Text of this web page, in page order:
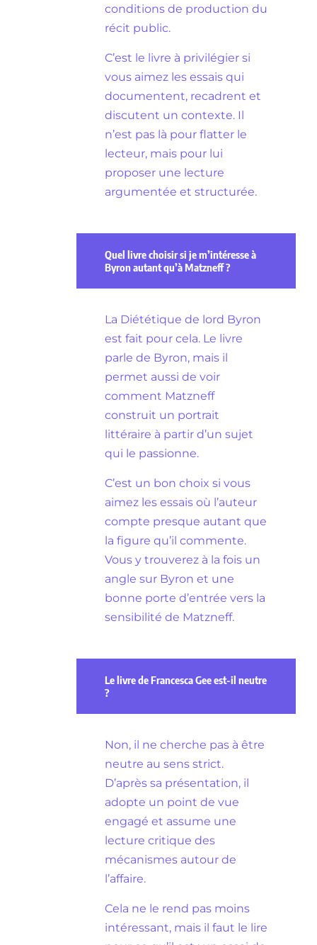
conditions de production du
récit public.
C’est le livre à privilégier si
vous aimez les essais qui
documentent, recadrent et
discutent un contexte. Il
n’est pas là pour flatter le
lecteur, mais pour lui
proposer une lecture
argumentée et structurée.
Quel livre choisir si je m’intéresse à
Byron autant qu’à Matzneff ?
La Diététique de lord Byron
est fait pour cela. Le livre
parle de Byron, mais il
permet aussi de voir
comment Matzneff
construit un portrait
littéraire à partir d’un sujet
qui le passionne.
C’est un bon choix si vous
aimez les essais où l’auteur
compte presque autant que
la figure qu’il commente.
Vous y trouverez à la fois un
angle sur Byron et une
bonne porte d’entrée vers la
sensibilité de Matzneff.
Le livre de Francesca Gee est-il neutre
?
Non, il ne cherche pas à être
neutre au sens strict.
D’après sa présentation, il
adopte un point de vue
engagé et assume une
lecture critique des
mécanismes autour de
l’affaire.
Cela ne le rend pas moins
intéressant, mais il faut le lire